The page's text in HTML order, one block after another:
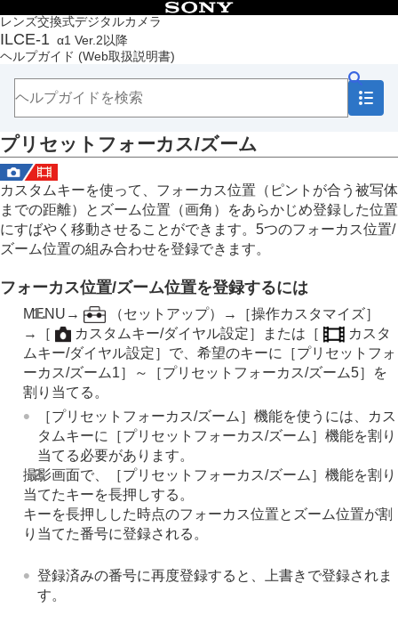
レンズ交換式デジタルカメラ
ILCE-1 α1 Ver.2以降
ヘルプガイド (Web取扱説明書)
目次
トップページ
ヘルプガイドの使いかた
本体と付属品を確認する
本機の基本操作
準備/基本的な撮影
MENU一覧から機能を探す
撮影機能を活用する
この章の目次
撮影モードを選ぶ
フォーカス（ピント）を合わせる
フォーカス機能を使う
フォーカススタンダード
縦横フォーカスエリア切換
フォーカスエリア登録機能
登録フォーカスエリア消去
フォーカスエリア限定
フォーカス位置の循環
AF枠の移動量
（静止画/動画）
フォーカスエリア枠色 （静止画/動画）
フォーカスエリア自動消灯
トラッキング中エリア枠表示
AF-Cエリア表示
位相差AFエリア表示
AF被写体追従感度
AF乗り移り感度
プリセットフォーカス/ズーム
カスタムキーを使って、フォーカス位置（ピントが合う被写体
までの距離）とズーム位置（画角）をあらかじめ登録した位置
にすばやく移動させることができます。5つのフォーカス位置/
ズーム位置の組み合わせを登録できます。
フォーカス位置/ズーム位置を登録するには
MENU → （セットアップ）→
［操作カスタマイズ］
→
［ カスタムキー/ダイヤル設定］ または ［
カスタ
ムキー/ダイヤル設定］ で、希望のキーに
［プリセットフォ
ーカス/ズーム1］
～ ［プリセットフォーカス/ズーム5］
を
割り当てる。
［プリセットフォーカス/ズーム］ 機能を使うには、カス
タムキーに
［プリセットフォーカス/ズーム］ 機能を割り
当てる必要があります。
撮影画面で、
［プリセットフォーカス/ズーム］ 機能を割り
当てたキーを長押しする。
キーを長押しした時点のフォーカス位置とズーム位置が割
り当てた番号に登録される。
登録済みの番号に再度登録すると、上書きで登録されま
す。